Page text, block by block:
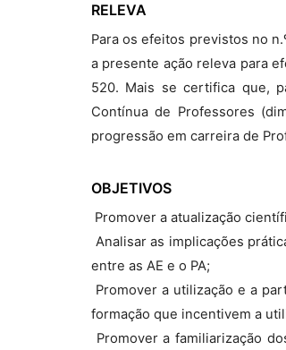
RELEVA
Para os efeitos previstos no
a presente ação releva para
520. Mais se certifica que,
Contínua de Professores
progressão em carreira de
OBJETIVOS
 Promover a atualização
 Analisar as implicações
entre as AE e o PA;
 Promover a utilização e a
formação que incentivem a
 Promover a familiarização